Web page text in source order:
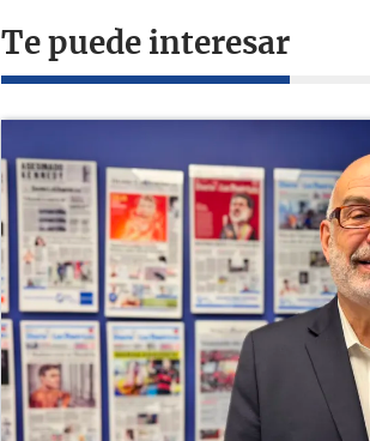
Te puede interesar